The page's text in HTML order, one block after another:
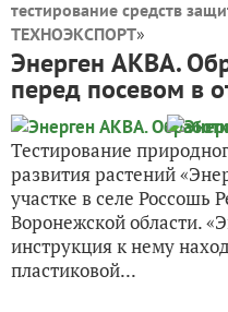
тестирование средств
ТЕХНОЭКСПОРТ»
Энерген АКВА.
перед посевом в
Тестирование
развития растений
участке в селе Россошь
Воронежской области.
инструкция к нему
пластиковой...